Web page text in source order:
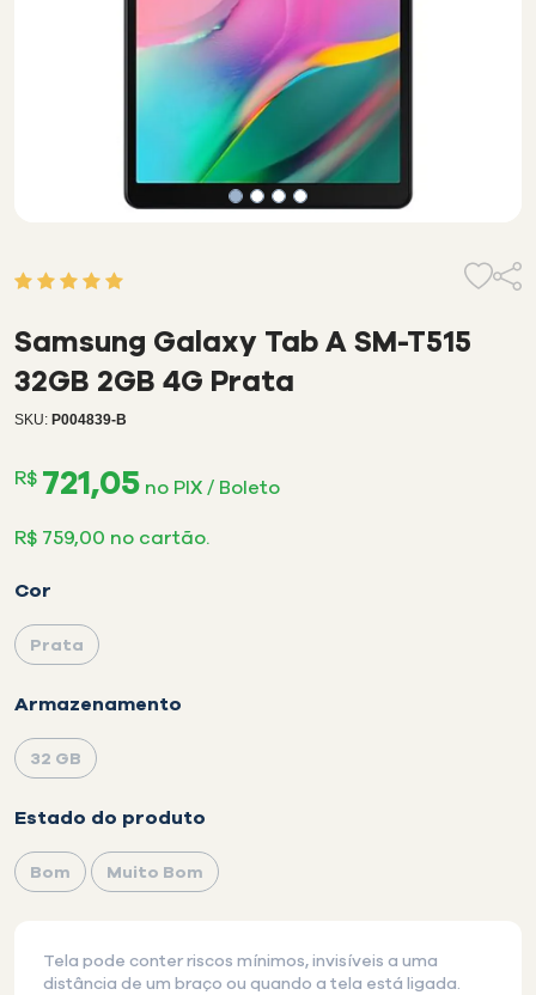
5
avaliação
de
cliente
Samsung Galaxy Tab A SM-T515
32GB 2GB 4G Prata
SKU: P004839-B
R$ 721,05 no PIX / Boleto
R$ 759,00 no cartão.
Cor
Prata
Armazenamento
32 GB
Estado do produto
Bom Muito Bom
Tela pode conter riscos mínimos, invisíveis a uma
distância de um braço ou quando a tela está ligada.